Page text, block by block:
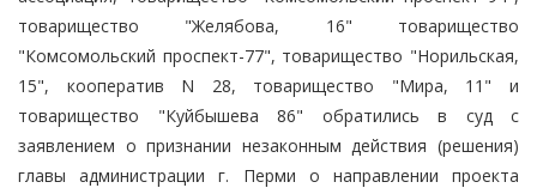
товарищество "Желябова, 16" товарищество
"Комсомольский проспект-77", товарищество "Норильская,
15", кооператив N 28, товарищество "Мира, 11" и
товарищество "Куйбышева 86" обратились в суд с
заявлением о признании незаконным действия (решения)
главы администрации г. Перми о направлении проекта